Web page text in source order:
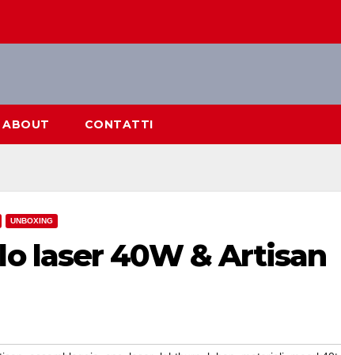
ABOUT CONTATTI
UNBOXING
laser 40W & Artisan